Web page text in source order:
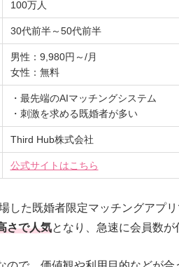
100万人
30代前半～50代前半
男性：9,980円～/月
女性：無料
・最先端のAIマッチングシステム
・刺激を求める既婚者が多い
Third Hub株式会社
公式サイトはこちら
した既婚者限定マッチングアプ
さで人気となり、急速に会員数が